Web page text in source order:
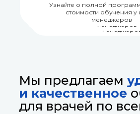
Узнайте о полной
стоимости
Узнайте о полной
стоимости обучения
менеджеров
Узнайте о полной
стоимости обучения
менеджеров
Узнайте о полной
стоимости обучения у
менеджеров
Мы предлагаем
и качественное
для врачей по